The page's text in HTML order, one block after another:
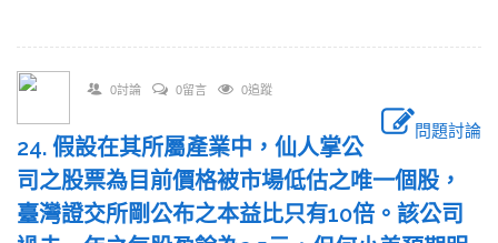
0討論 0留言 0追蹤
問題討論
24. 假設在其所屬產業中，仙人掌公
司之股票為目前價格被市場低估之唯一個股，
臺灣證交所剛公布之本益比只有10倍。該公司